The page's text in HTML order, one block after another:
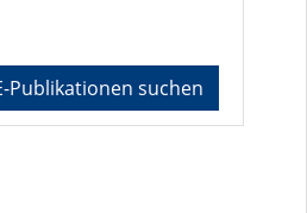
Publikationen suchen